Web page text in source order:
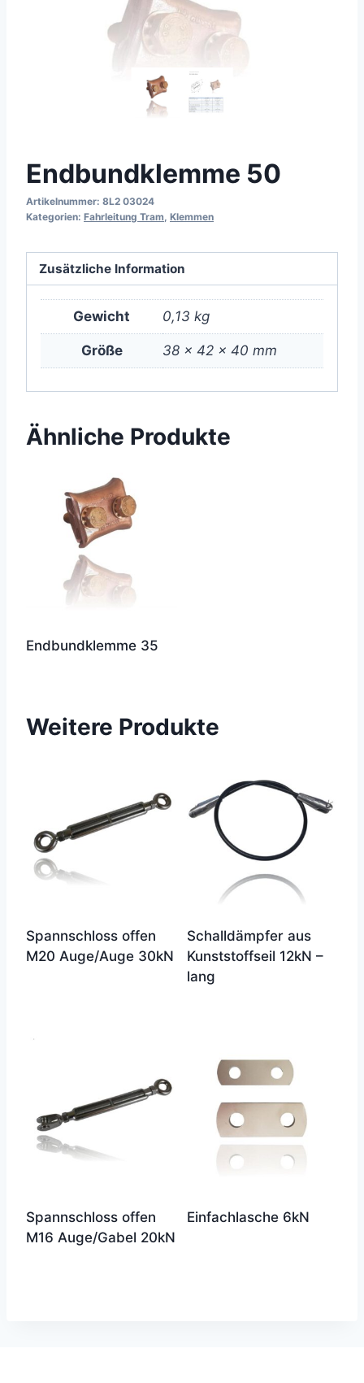
Endbundklemme 50
Artikelnummer: 8L2 03024
Kategorien: Fahrleitung Tram, Klemmen
Zusätzliche Information
Gewicht 0,13 kg
Größe 38 × 42 × 40 mm
Ähnliche Produkte
Endbundklemme 35
Weitere Produkte
Spannschloss offen
M20 Auge/Auge 30kN
Schalldämpfer aus
Kunststoffseil 12kN –
lang
Spannschloss offen
M16 Auge/Gabel 20kN
Einfachlasche 6kN